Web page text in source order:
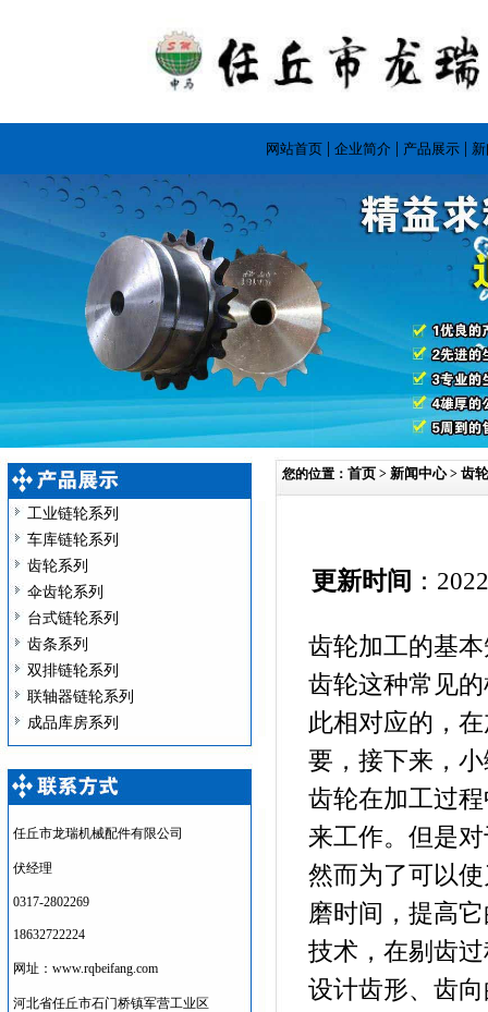
网站首页| 企业简介 | 产品展示|
工业链轮系列
车库链轮系列
齿轮系列
伞齿轮系列
台式链轮系列
齿条系列
双排链轮系列
联轴器链轮系列
成品库房系列
任丘市龙瑞机械配件有限公司
伏经理
0317-2802269
18632722224
网址：www.rqbeifang.com
河北省任丘市石门桥镇军营工业区
您的位置： 首页 > 新闻中心> 齿
更新时间 ：
齿轮加工的基
齿轮这种常见
此相对应的，
要，接下来，
齿轮在加工过
来工作。但是
然而为了可以
磨时间，提高
技术，在剔齿
设计齿形、齿